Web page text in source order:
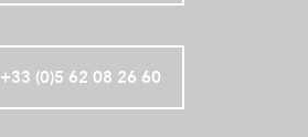
+33 (0)5 62 08 26 60